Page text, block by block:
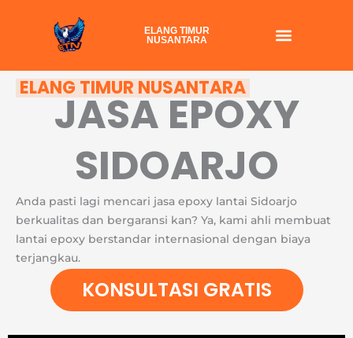
ELANG TIMUR
NUSANTARA
ELANG TIMUR NUSANTARA
JASA EPOXY
SIDOARJO
Anda pasti lagi mencari jasa epoxy lantai Sidoarjo
berkualitas dan bergaransi kan? Ya, kami ahli membuat
lantai epoxy berstandar internasional dengan biaya
terjangkau.
KONSULTASI GRATIS